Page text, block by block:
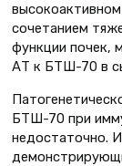
сочетанием
функции почек,
АТ к БТШ-70 в
БТШ-70 при
недостаточно.